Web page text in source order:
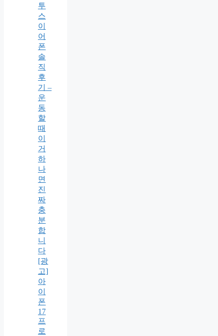
투
스
이
어
폰
솔
직
후
기 –
운
동
할
때
이
거
하
나
면
진
짜
충
분
합
니
다
[광
고]
아
이
폰
17
프
로